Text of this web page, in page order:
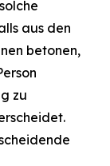
aus den
betonen,
zu